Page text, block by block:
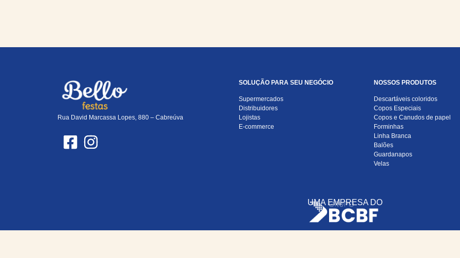
Rua David Marcassa Lopes, 880 – Cabreúva
SOLUÇÃO PARA SEU NEGÓCIO
Supermercados
Distribuidores
Lojistas
E-commerce
NOSSOS PRODUTOS
Descartáveis coloridos
Copos Especiais
Copos e Canudos de papel
Forminhas
Linha Branca
Balões
Guardanapos
Velas
UMA EMPRESA DO